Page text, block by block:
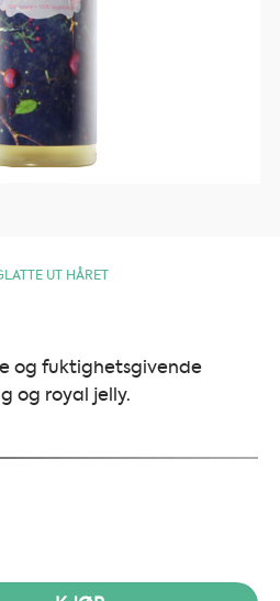
UT HÅRET
og fuktighetsgivende
og royal jelly.
Shampoo - 390 ml antall